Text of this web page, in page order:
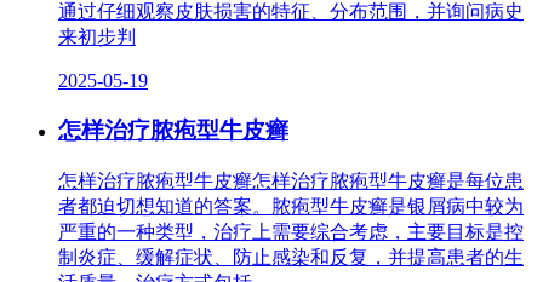
通过仔细观察皮肤损害的特征、分布范围，并询问病史
来初步判
2025-05-19
怎样治疗脓疱型牛皮癣
怎样治疗脓疱型牛皮癣怎样治疗脓疱型牛皮癣是每位患
者都迫切想知道的答案。脓疱型牛皮癣是银屑病中较为
严重的一种类型，治疗上需要综合考虑，主要目标是控
制炎症、缓解症状、防止感染和反复，并提高患者的生